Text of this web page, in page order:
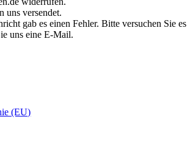
uns versendet.
gab es einen Fehler. Bitte versuchen Sie es
uns eine E-Mail.
(EU)